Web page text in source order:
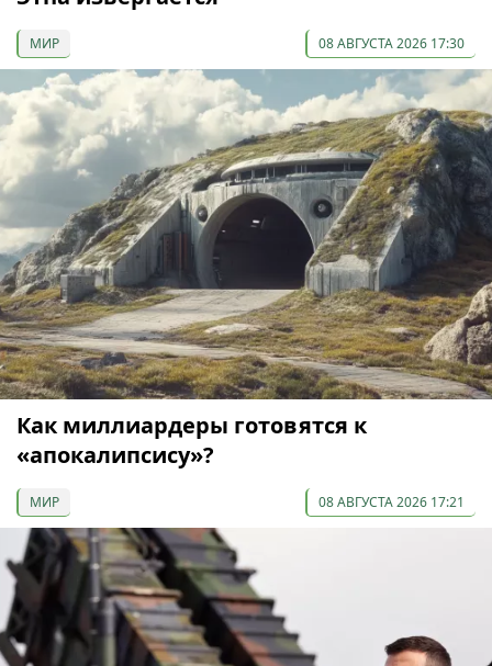
МИР 08 АВГУСТА 2026 17:30
Как миллиардеры готовятся к
«апокалипсису»?
МИР 08 АВГУСТА 2026 17:21